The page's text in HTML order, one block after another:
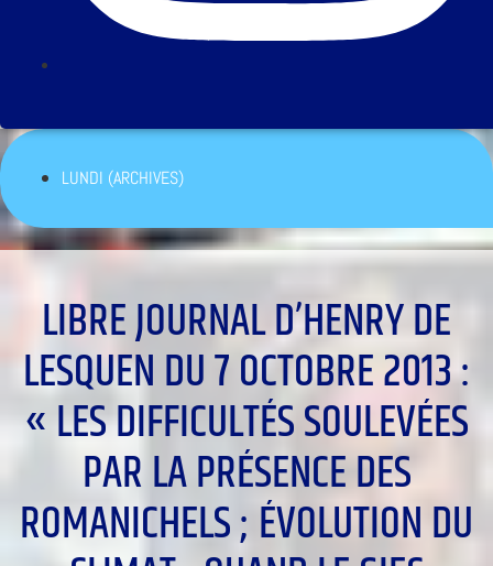
LUNDI (ARCHIVES)
LIBRE JOURNAL D’HENRY DE
LESQUEN DU 7 OCTOBRE 2013 :
« LES DIFFICULTÉS SOULEVÉES
PAR LA PRÉSENCE DES
ROMANICHELS ; ÉVOLUTION DU